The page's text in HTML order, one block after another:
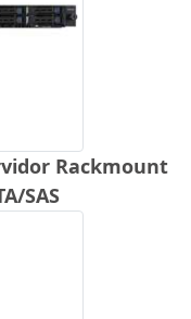
Rackmount
SAS